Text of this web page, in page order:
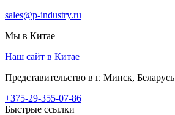
sales@p-industry.ru
Мы в Китае
Наш сайт в Китае
Представительство в г. Минск, Беларусь
+375-29-355-07-86
Быстрые ссылки